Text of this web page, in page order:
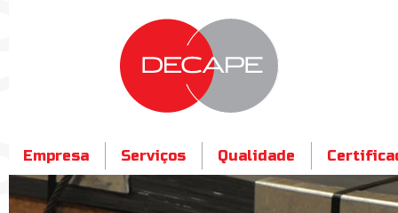
Empresa Serviços Qualidade
Contato